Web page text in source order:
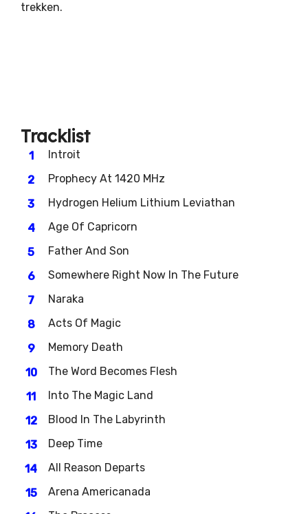
trekken.
Tracklist
Introit
Prophecy At 1420 MHz
Hydrogen Helium Lithium Leviathan
Age Of Capricorn
Father And Son
Somewhere Right Now In The Future
Naraka
Acts Of Magic
Memory Death
The Word Becomes Flesh
Into The Magic Land
Blood In The Labyrinth
Deep Time
All Reason Departs
Arena Americanada